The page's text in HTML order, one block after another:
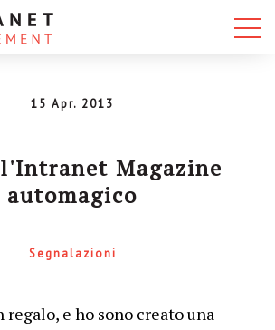
15 Apr. 2013
Magazine
automagico
Segnalazioni
e ho sono creato una